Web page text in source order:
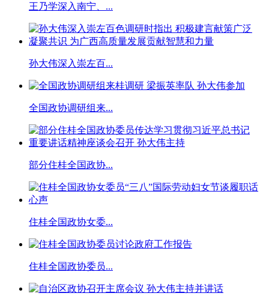
王乃学深入南宁、...
孙大伟深入崇左百...
全国政协调研组来...
部分住桂全国政协...
住桂全国政协女委...
住桂全国政协委员...